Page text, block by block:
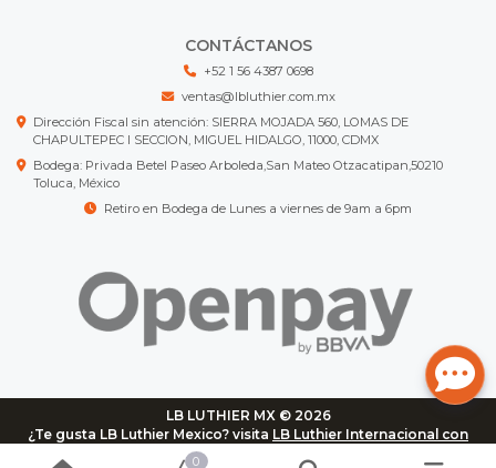
CONTÁCTANOS
+52 1 56 4387 0698
ventas@lbluthier.com.mx
Dirección Fiscal sin atención: SIERRA MOJADA 560, LOMAS DE
CHAPULTEPEC I SECCION, MIGUEL HIDALGO, 11000, CDMX
Bodega: Privada Betel Paseo Arboleda,San Mateo Otzacatipan,50210
Toluca, México
Retiro en Bodega de Lunes a viernes de 9am a 6pm
LB LUTHIER MX © 2026
¿Te gusta LB Luthier Mexico? visita LB Luthier Internacional con
más de 3.000 productos disponibles
0